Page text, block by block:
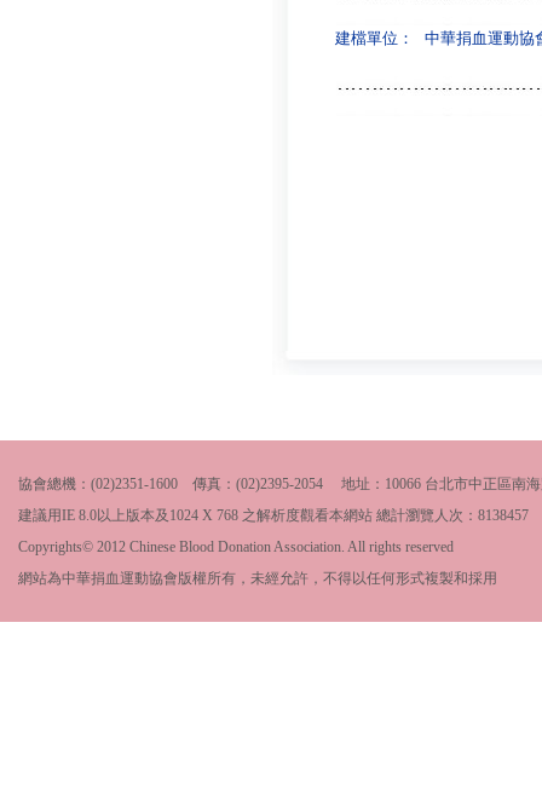
建檔單位： 中華捐血運動協
協會總機：(02)2351-1600 傳真：(02)2395-2054 地址：10066 台北市中正區南
建議用IE 8.0以上版本及1024 X 768 之解析度觀看本網站 總計瀏覽人次： 8138457
Copyrights© 2012 Chinese Blood Donation Association. All rights reserved
網站為中華捐血運動協會版權所有，未經允許，不得以任何形式複製和採用